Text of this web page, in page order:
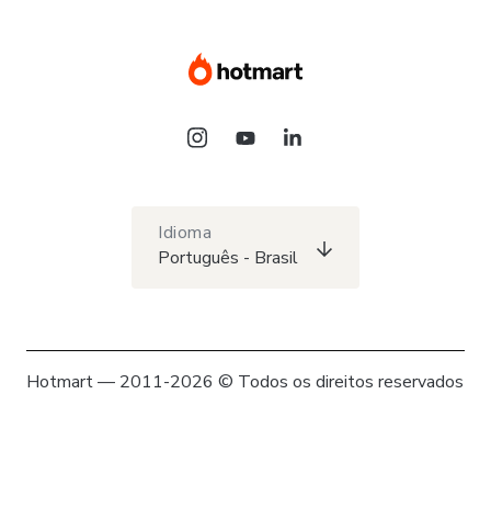
Idioma
Português - Brasil
Hotmart — 2011-2026 © Todos os direitos reservados